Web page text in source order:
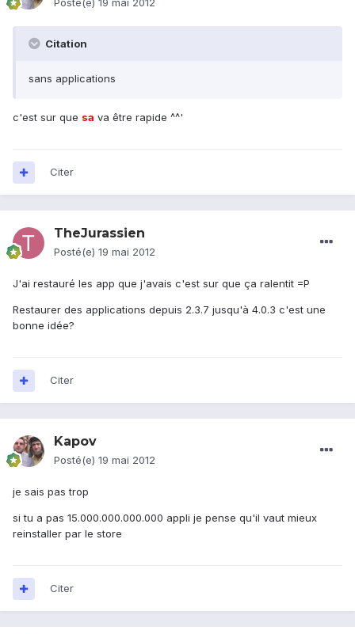
Posté(e) 19 mai 2012
Citation
sans applications
c'est sur que sa va être rapide ^^'
Citer
TheJurassien
Posté(e) 19 mai 2012
J'ai restauré les app que j'avais c'est sur que ça ralentit =P
Restaurer des applications depuis 2.3.7 jusqu'à 4.0.3 c'est une
bonne idée?
Citer
Kapov
Posté(e) 19 mai 2012
je sais pas trop
si tu a pas 15.000.000.000.000 appli je pense qu'il vaut mieux
reinstaller par le store
Citer